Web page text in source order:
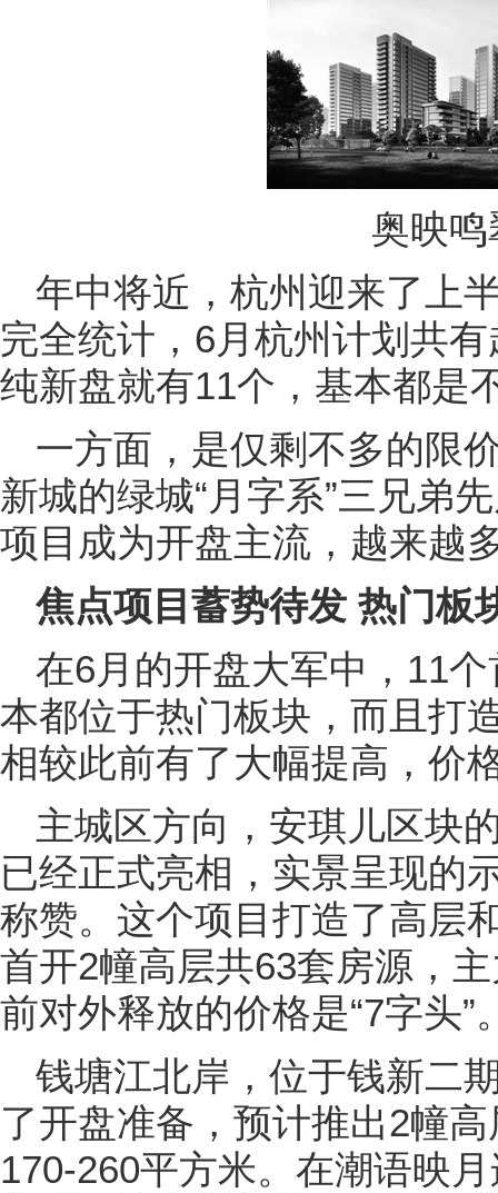
奥映
年中将近，杭州迎来了上
完全统计，6月杭州计划共
纯新盘就有11个，基本都是
一方面，是仅剩不多的限
新城的绿城“月字系”三兄弟
项目成为开盘主流，越来越
焦点项目蓄势待发 热门板
在6月的开盘大军中，11
本都位于热门板块，而且打
相较此前有了大幅提高，价
主城区方向，安琪儿区块
已经正式亮相，实景呈现的
称赞。这个项目打造了高层
首开2幢高层共63套房源，
前对外释放的价格是“7字头”
钱塘江北岸，位于钱新二
了开盘准备，预计推出2幢
170-260平方米。在潮语映